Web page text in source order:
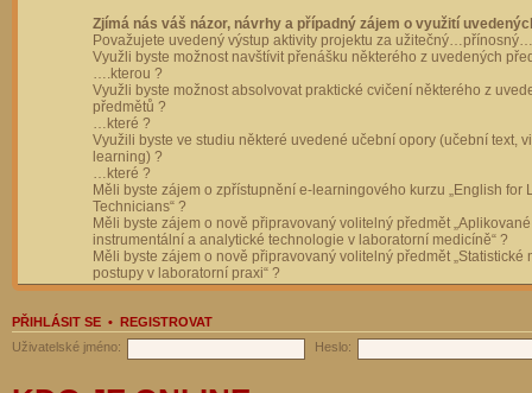
Zjímá nás váš názor, návrhy a případný zájem o využití
Považujete uvedený výstup aktivity projektu za
Využli byste možnost navštívit přenášku některého z uvedených
….kterou ?
Využli byste možnost absolvovat praktické cvičení některého z
předmětů ?
…které ?
Využili byste ve studiu některé uvedené učební opory (učební text,
learning) ?
…které ?
Měli byste zájem o zpřístupnění e-learningového kurzu „English for
Technicians“ ?
Měli byste zájem o nově připravovaný volitelný předmět „Aplikované
instrumentální a analytické technologie v laboratorní medicíně“ ?
Měli byste zájem o nově připravovaný volitelný předmět „Statistické
postupy v laboratorní praxi“ ?
PŘIHLÁSIT SE • REGISTROVAT
Uživatelské jméno:
Heslo: